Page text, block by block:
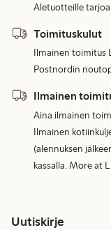
Aletuotteille
Toimituskulut
Ilmainen toimitus
Postnordin
Ilmainen
Aina ilmainen
Ilmainen
(alennuksen
kassalla. More at
Uutiskirje